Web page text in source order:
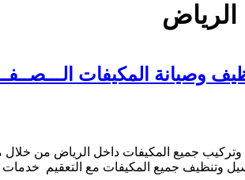
الـــصــفــوة ســتــارز 35%
جميع المكيفات داخل الرياض من خلال
وتنظيف جميع المكيفات مع التعقيم